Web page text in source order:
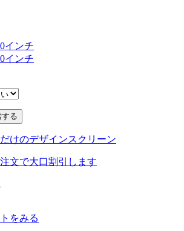
インチ
インチ
をみる